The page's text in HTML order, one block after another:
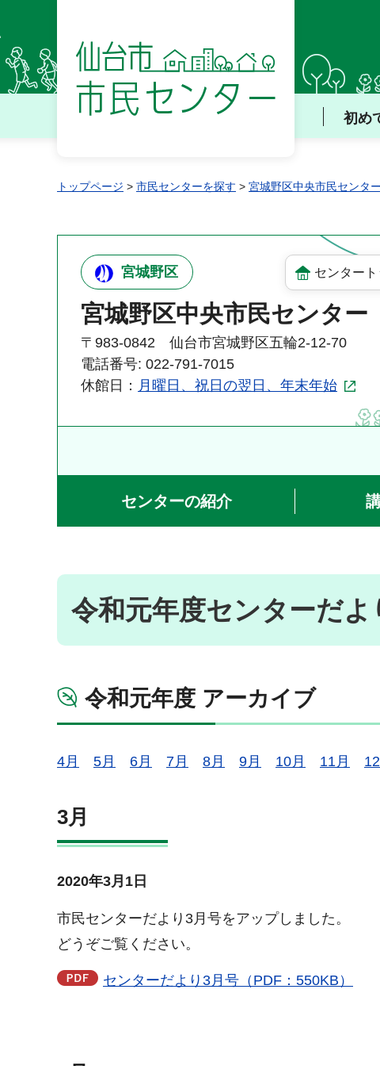
仙台市 市民センター
初め
トップページ > 市民センターを探す > 宮城野区中央市民センター
宮城野区 センター
宮城野区中央市民センター
〒983-0842 仙台市宮城野区五輪2-12-70
電話番号: 022-791-7015
休館日： 月曜日、祝日の翌日、年末年始
センターの紹介
令和元年度センターだよ
令和元年度 アーカイブ
4月 5月 6月 7月 8月 9月 10月 11月
3月
2020年3月1日
市民センターだより3月号をアップしました。
どうぞご覧ください。
センターだより3月号（PDF：550KB）